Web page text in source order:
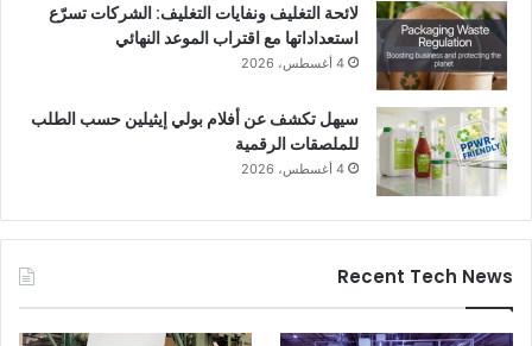
لائحة التغليف ونفايات التغليف: الشركات تسرّع
استعداداتها مع اقتراب الموعد النهائي
4 أغسطس، 2026
سيهل تكشف عن أفلام بولي إيثيلين حسب الطلب
للملصقات الرقمية
4 أغسطس، 2026
Recent Tech News